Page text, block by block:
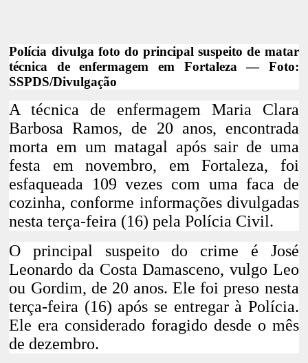
Polícia divulga foto do principal suspeito de matar
técnica de enfermagem em Fortaleza — Foto:
SSPDS/Divulgação
A técnica de enfermagem Maria Clara
Barbosa Ramos, de 20 anos,
encontrada
morta em um matagal após sair de uma
festa em novembro, em Fortaleza, foi
esfaqueada 109 vezes com uma faca de
cozinha, conforme informações divulgadas
nesta terça-feira (16) pela Polícia Civil.
O principal suspeito do crime é
José
Leonardo da Costa Damasceno, vulgo Leo
ou Gordim, de 20 anos. Ele foi preso nesta
terça-feira (16) após se entregar à Polícia.
Ele era considerado foragido desde o mês
de dezembro.